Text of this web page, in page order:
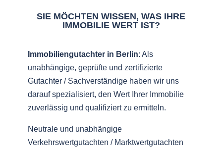
SIE MÖCHTEN WISSEN, WAS IHRE
IMMOBILIE WERT IST?
Immobiliengutachter in Berlin: Als
unabhängige, geprüfte und zertifizierte
Gutachter / Sachverständige haben wir uns
darauf spezialisiert, den Wert Ihrer Immobilie
zuverlässig und qualifiziert zu ermitteln.
Neutrale und unabhängige
Verkehrswertgutachten / Marktwertgutachten